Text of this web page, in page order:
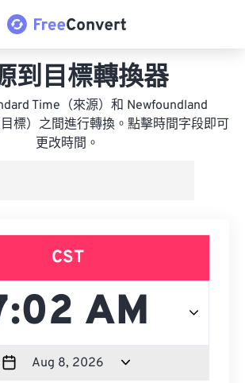
到目標轉換器
Time（來源）和 Newfoundland
標）之間進行轉換。點擊時間字段即可
更改時間。
CST